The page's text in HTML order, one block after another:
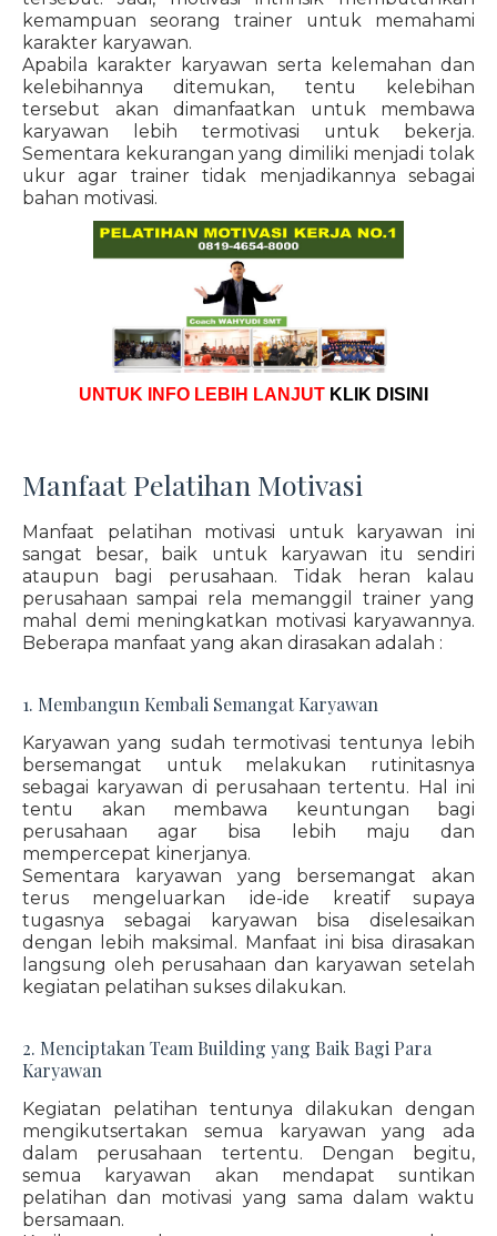
kemampuan seorang trainer untuk memahami
karakter karyawan.
Apabila karakter karyawan serta kelemahan dan
kelebihannya ditemukan, tentu kelebihan
tersebut akan dimanfaatkan untuk membawa
karyawan lebih termotivasi untuk bekerja.
Sementara kekurangan yang dimiliki menjadi tolak
ukur agar trainer tidak menjadikannya sebagai
bahan motivasi.
UNTUK INFO LEBIH LANJUT KLIK DISINI
Manfaat Pelatihan Motivasi
Manfaat pelatihan motivasi untuk karyawan ini
sangat besar, baik untuk karyawan itu sendiri
ataupun bagi perusahaan. Tidak heran kalau
perusahaan sampai rela memanggil trainer yang
mahal demi meningkatkan motivasi karyawannya.
Beberapa manfaat yang akan dirasakan adalah :
1. Membangun Kembali Semangat Karyawan
Karyawan yang sudah termotivasi tentunya lebih
bersemangat untuk melakukan rutinitasnya
sebagai karyawan di perusahaan tertentu. Hal ini
tentu akan membawa keuntungan bagi
perusahaan agar bisa lebih maju dan
mempercepat kinerjanya.
Sementara karyawan yang bersemangat akan
terus mengeluarkan ide-ide kreatif supaya
tugasnya sebagai karyawan bisa diselesaikan
dengan lebih maksimal. Manfaat ini bisa dirasakan
langsung oleh perusahaan dan karyawan setelah
kegiatan pelatihan sukses dilakukan.
2. Menciptakan Team Building yang Baik Bagi Para
Karyawan
Kegiatan pelatihan tentunya dilakukan dengan
mengikutsertakan semua karyawan yang ada
dalam perusahaan tertentu. Dengan begitu,
semua karyawan akan mendapat suntikan
pelatihan dan motivasi yang sama dalam waktu
bersamaan.